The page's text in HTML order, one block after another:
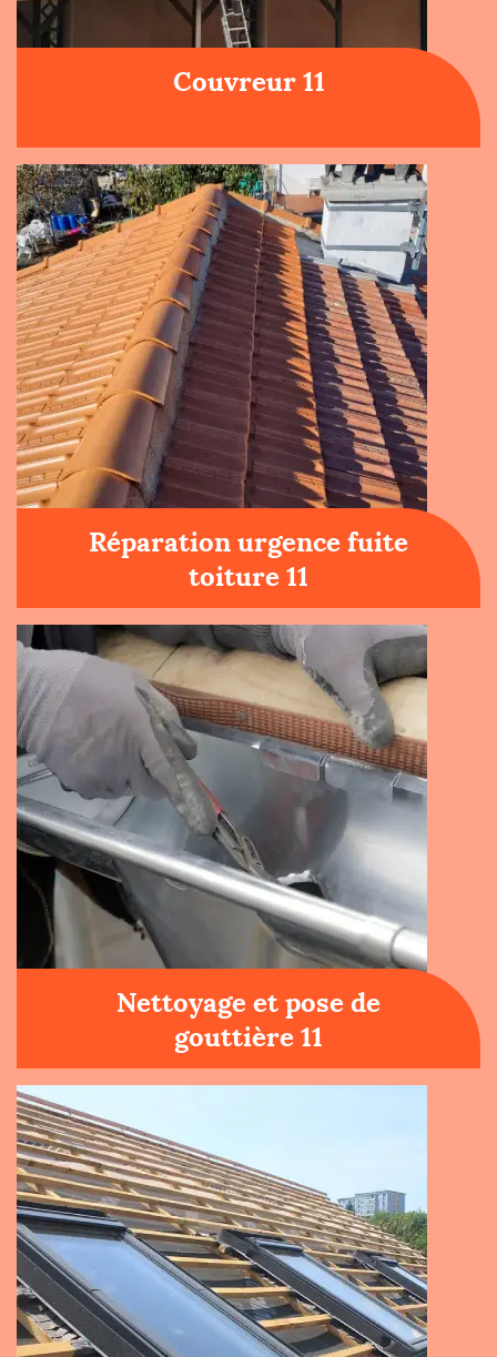
Couvreur 11
Réparation urgence fuite
toiture 11
Nettoyage et pose de
gouttière 11